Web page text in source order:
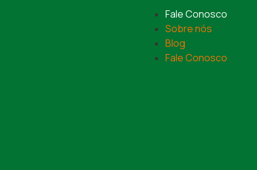
Fale Conosco
Sobre nós
Blog
Fale Conosco